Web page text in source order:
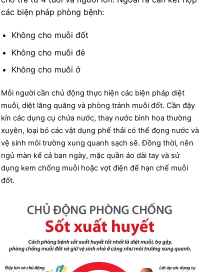
các biện pháp phòng bệnh:
Không cho muỗi đốt
Không cho muỗi đẻ
Không cho muỗi ở
Mỗi người cần chủ động thực hiện các biện pháp diệt
muỗi, diệt lăng quăng và phòng tránh muỗi đốt. Cần đậy
kín các dụng cụ chứa nước, thay nước bình hoa thường
xuyên, loại bỏ các vật dụng phế thải có thể đọng nước và
vệ sinh môi trường xung quanh sạch sẽ. Đồng thời, nên
ngủ màn kể cả ban ngày, mặc quần áo dài tay và sử
dụng kem chống muỗi hoặc vợt điện để hạn chế muỗi
đốt.